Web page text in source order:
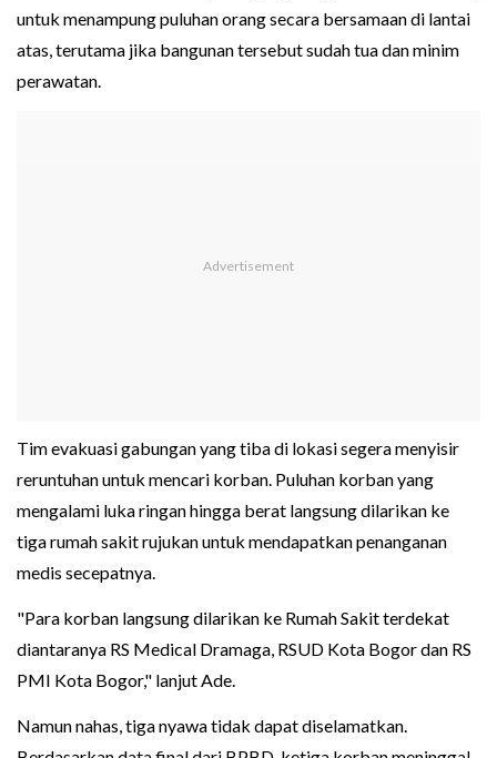
untuk menampung puluhan orang secara bersamaan di lantai
atas, terutama jika bangunan tersebut sudah tua dan minim
perawatan.
Tim evakuasi gabungan yang tiba di lokasi segera menyisir
reruntuhan untuk mencari korban. Puluhan korban yang
mengalami luka ringan hingga berat langsung dilarikan ke
tiga rumah sakit rujukan untuk mendapatkan penanganan
medis secepatnya.
"Para korban langsung dilarikan ke Rumah Sakit terdekat
diantaranya RS Medical Dramaga, RSUD Kota Bogor dan RS
PMI Kota Bogor," lanjut Ade.
Namun nahas, tiga nyawa tidak dapat diselamatkan.